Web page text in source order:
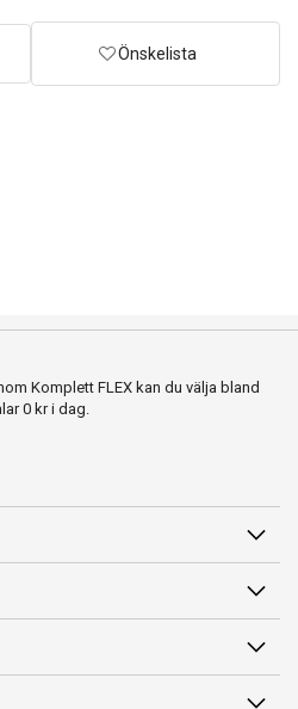
Önskelista
Komplett FLEX kan du välja bland
0 kr i dag.